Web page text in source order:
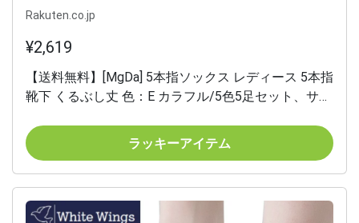
Rakuten.co.jp
¥2,619
【送料無料】[MgDa] 5本指ソックス レディース 5本指
靴下 くるぶし丈 色：E カラフル/5色5足セット、サイ
ラッキーアイテム